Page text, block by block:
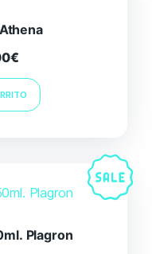
€
Plagron